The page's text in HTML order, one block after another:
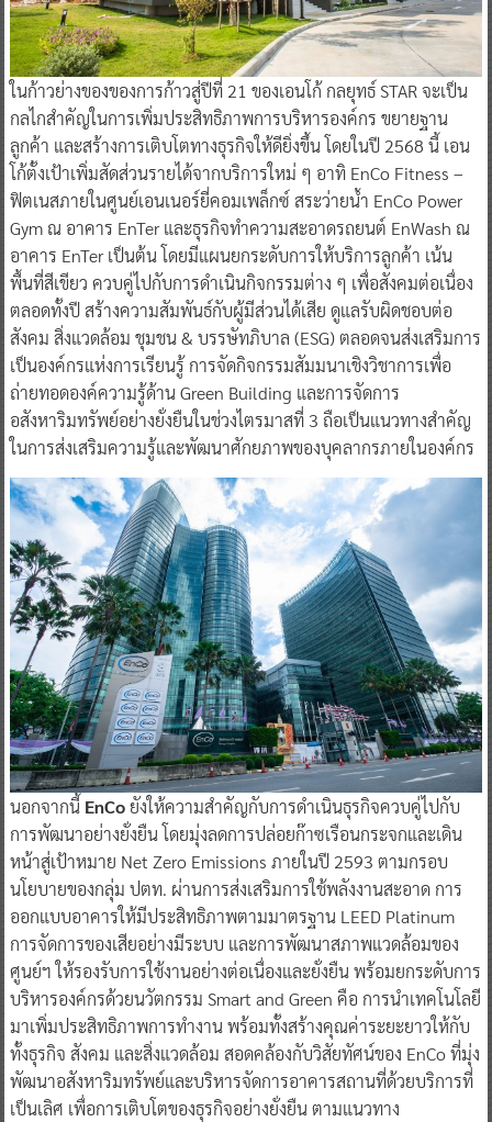
ในก้าวย่างของของการก้าวสู่ปีที่ 21 ของเอนโก้ กลยุทธ์ STAR จะเป็น
กลไกสำคัญในการเพิ่มประสิทธิภาพการบริหารองค์กร ขยายฐาน
ลูกค้า และสร้างการเติบโตทางธุรกิจให้ดียิ่งขึ้น โดยในปี 2568 นี้ เอน
โก้ตั้งเป้าเพิ่มสัดส่วนรายได้จากบริการใหม่ ๆ อาทิ EnCo Fitness –
ฟิตเนสภายในศูนย์เอนเนอร์ยี่คอมเพล็กซ์ สระว่ายน้ำ EnCo Power
Gym ณ อาคาร EnTer และธุรกิจทำความสะอาดรถยนต์ EnWash ณ
อาคาร EnTer เป็นต้น โดยมีแผนยกระดับการให้บริการลูกค้า เน้น
พื้นที่สีเขียว ควบคู่ไปกับการดำเนินกิจกรรมต่าง ๆ เพื่อสังคมต่อเนื่อง
ตลอดทั้งปี สร้างความสัมพันธ์กับผู้มีส่วนได้เสีย ดูแลรับผิดชอบต่อ
สังคม สิ่งแวดล้อม ชุมชน & บรรษัทภิบาล (ESG) ตลอดจนส่งเสริมการ
เป็นองค์กรแห่งการเรียนรู้ การจัดกิจกรรมสัมมนาเชิงวิชาการเพื่อ
ถ่ายทอดองค์ความรู้ด้าน Green Building และการจัดการ
อสังหาริมทรัพย์อย่างยั่งยืนในช่วงไตรมาสที่ 3 ถือเป็นแนวทางสำคัญ
ในการส่งเสริมความรู้และพัฒนาศักยภาพของบุคลากรภายในองค์กร
นอกจากนี้ EnCoยังให้ความสำคัญกับการดำเนินธุรกิจควบคู่ไปกับ
การพัฒนาอย่างยั่งยืน โดยมุ่งลดการปล่อยก๊าซเรือนกระจกและเดิน
หน้าสู่เป้าหมาย Net Zero Emissions ภายในปี 2593 ตามกรอบ
นโยบายของกลุ่ม ปตท. ผ่านการส่งเสริมการใช้พลังงานสะอาด การ
ออกแบบอาคารให้มีประสิทธิภาพตามมาตรฐาน LEED Platinum
การจัดการของเสียอย่างมีระบบ และการพัฒนาสภาพแวดล้อมของ
ศูนย์ฯ ให้รองรับการใช้งานอย่างต่อเนื่องและยั่งยืน พร้อมยกระดับการ
บริหารองค์กรด้วยนวัตกรรม Smart and Green คือ การนำเทคโนโลยี
มาเพิ่มประสิทธิภาพการทำงาน พร้อมทั้งสร้างคุณค่าระยะยาวให้กับ
ทั้งธุรกิจ สังคม และสิ่งแวดล้อม สอดคล้องกับวิสัยทัศน์ของ EnCo ที่มุ่ง
พัฒนาอสังหาริมทรัพย์และบริหารจัดการอาคารสถานที่ด้วยบริการที่
เป็นเลิศ เพื่อการเติบโตของธุรกิจอย่างยั่งยืน ตามแนวทาง